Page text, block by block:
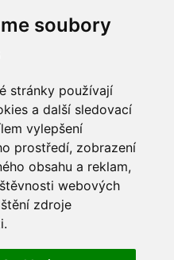
soubory
stránky používají
a další sledovací
vylepšení
prostředí, zobrazení
obsahu a reklam,
webových
zdroje
DOBA